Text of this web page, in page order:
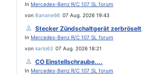
In Mercedes-Benz R/C 107 SL forum
von Banane66 07 Aug. 2026 19:43
Stecker Zündschaltgerät zerbröselt
In Mercedes-Benz R/C 107 SL forum
von karlo63 07 Aug. 2026 18:21
CO Einstellschraube....
In Mercedes-Benz R/C 107 SL forum